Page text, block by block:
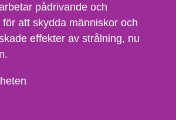
pådrivande och
att skydda människor och
effekter av strålning, nu